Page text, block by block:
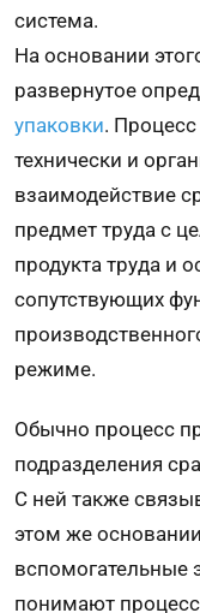
система.
На основании
развернутое
упаковки.
технически и
взаимодействие
предмет труда с
продукта труда и
сопутствующих
режиме.
Обычно процесс
подразделения
С ней также
этом же
вспомогательные
понимают